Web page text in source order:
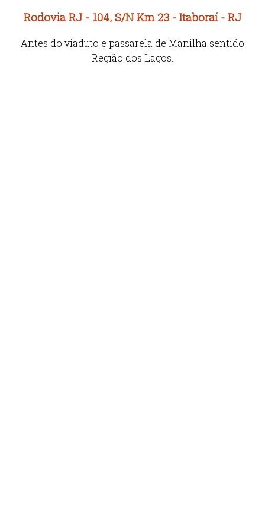
Rodovia RJ - 104, S/N Km 23 - Itaboraí - RJ
Antes do viaduto e passarela de Manilha sentido
Região dos Lagos.